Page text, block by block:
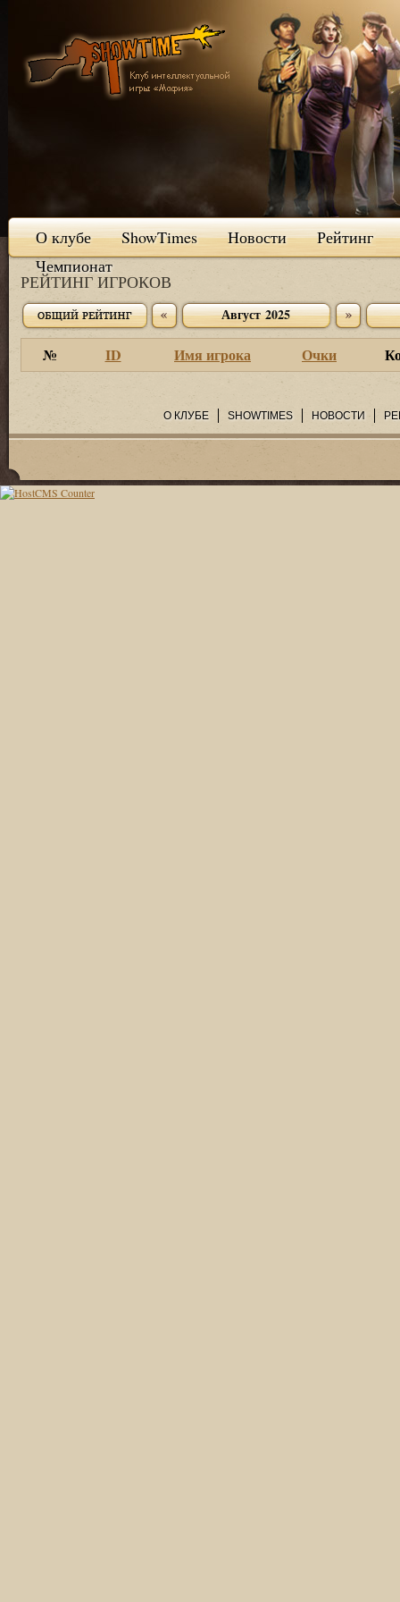
О клубе ShowTimes Новости
Рейтинг
Чемпионат
РЕЙТИНГ ИГРОКОВ
Август 2025
№ ID Имя игрока Очки
О КЛУБЕ SHOWTIMES НОВОСТИ